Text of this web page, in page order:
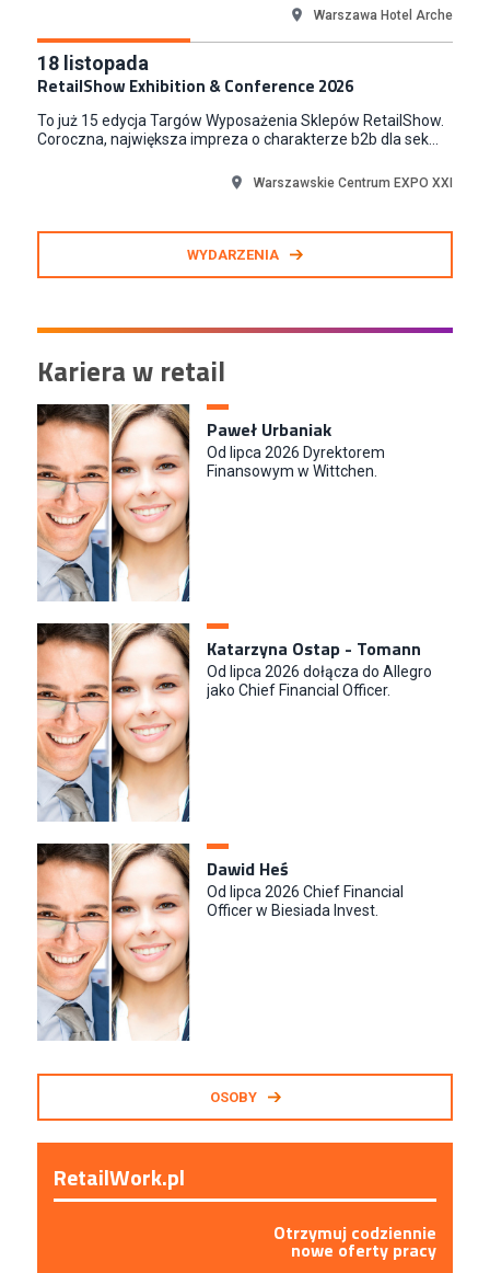
Warszawa Hotel Arche
18 listopada
RetailShow Exhibition & Conference 2026
To już 15 edycja Targów Wyposażenia Sklepów RetailShow.
Coroczna, największa impreza o charakterze b2b dla sek...
Warszawskie Centrum EXPO XXI
WYDARZENIA
Kariera w retail
Paweł Urbaniak
Od lipca 2026 Dyrektorem
Finansowym w Wittchen.
Katarzyna Ostap - Tomann
Od lipca 2026 dołącza do Allegro
jako Chief Financial Officer.
Dawid Heś
Od lipca 2026 Chief Financial
Officer w Biesiada Invest.
OSOBY
RetailWork.pl
Otrzymuj codziennie
nowe oferty pracy